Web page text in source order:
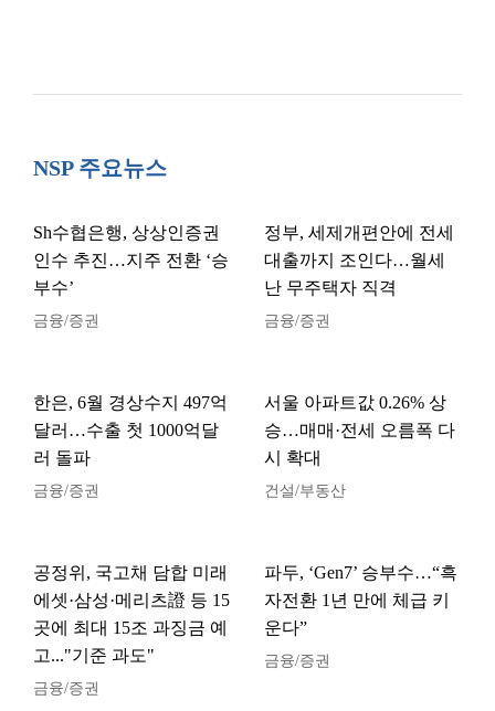
NSP 주요뉴스
Sh수협은행, 상상인증권
인수 추진…지주 전환 ‘승
부수’
금융/증권
정부, 세제개편안에 전세
대출까지 조인다…월세
난 무주택자 직격
금융/증권
한은, 6월 경상수지 497억
달러…수출 첫 1000억달
러 돌파
금융/증권
서울 아파트값 0.26% 상
승…매매·전세 오름폭 다
시 확대
건설/부동산
공정위, 국고채 담합 미래
에셋·삼성·메리츠證 등 15
곳에 최대 15조 과징금 예
고..."기준 과도"
금융/증권
파두, ‘Gen7’ 승부수…“흑
자전환 1년 만에 체급 키
운다”
금융/증권